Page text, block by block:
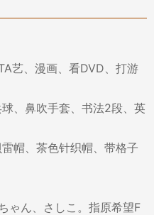
艺、漫画、看DVD、打游
、鼻吹手套、书法2段、英
帽、茶色针织帽、带格子
ゃん、さしこ。指原希望F